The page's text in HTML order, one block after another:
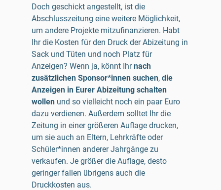
Doch geschickt angestellt, ist die
Abschlusszeitung eine weitere Möglichkeit,
um andere Projekte mitzufinanzieren. Habt
Ihr die Kosten für den Druck der Abizeitung in
Sack und Tüten und noch Platz für
Anzeigen? Wenn ja, könnt Ihrnach
zusätzlichen Sponsor*innen suchen, die
Anzeigen in Eurer Abizeitung schalten
wollen und so vielleicht noch ein paar Euro
dazu verdienen. Außerdem solltet Ihr die
Zeitung in einer größeren Auflage drucken,
um sie auch an Eltern, Lehrkräfte oder
Schüler*innen anderer Jahrgänge zu
verkaufen. Je größer die Auflage, desto
geringer fallen übrigens auch die
Druckkosten aus.